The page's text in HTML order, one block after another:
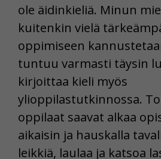
ole äidinkieliä. Minun
kuitenkin vielä
oppimiseen
tuntuu varmasti täysin
kirjoittaa kieli myös
ylioppilastutkinnossa.
oppilaat saavat alkaa
aikaisin ja hauskalla
leikkiä, laulaa ja katsoa